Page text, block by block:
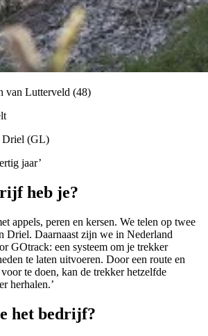
van Lutterveld (48)
Driel (GL)
jaar’
heb je?
appels, peren en kersen. We telen op twee
Driel. Daarnaast zijn we in Nederland
GOtrack: een systeem om je trekker
te laten uitvoeren. Door een route en
te doen, kan de trekker hetzelfde
herhalen.’
het bedrijf?